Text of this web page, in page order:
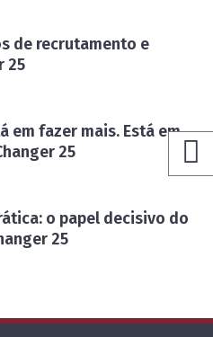
de recrutamento e
25
em fazer mais. Está em
25
o papel decisivo do
25